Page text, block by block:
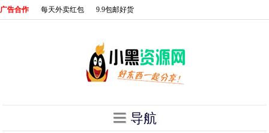
广告合作 每天外卖红包 9.9包邮好货
导航